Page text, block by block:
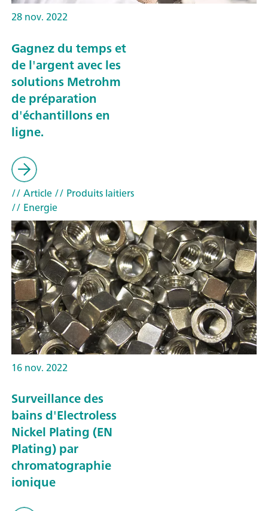
28 nov. 2022
Gagnez du temps et
de l'argent avec les
solutions Metrohm
de préparation
d'échantillons en
ligne.
// Article// Produits laitiers
// Energie
16 nov. 2022
Surveillance des
bains d'Electroless
Nickel Plating (EN
Plating) par
chromatographie
ionique